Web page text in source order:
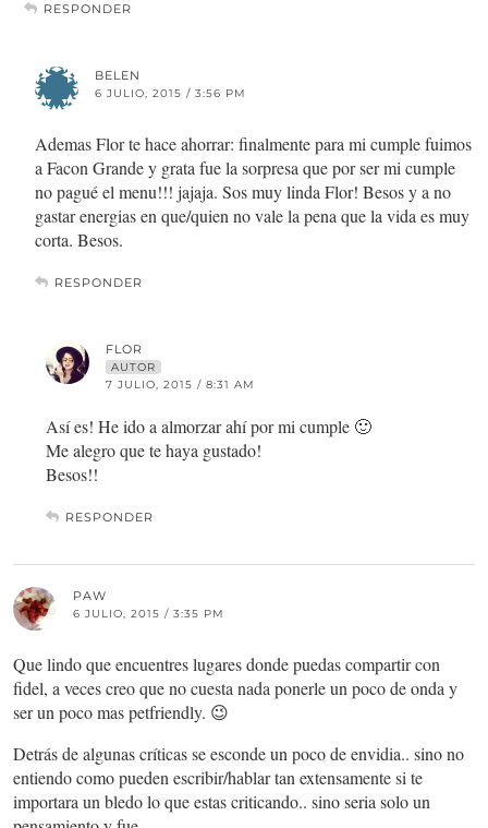
RESPONDER
BELEN
6 JULIO, 2015 / 3:56 PM
Ademas Flor te hace ahorrar: finalmente para mi cumple fuimos
a Facon Grande y grata fue la sorpresa que por ser mi cumple
no pagué el menu!!! jajaja. Sos muy linda Flor! Besos y a no
gastar energias en que/quien no vale la pena que la vida es muy
corta. Besos.
RESPONDER
FLOR
AUTOR
7 JULIO, 2015 / 8:31 AM
Así es! He ido a almorzar ahí por mi cumple 🙂
Me alegro que te haya gustado!
Besos!!
RESPONDER
PAW
6 JULIO, 2015 / 3:35 PM
Que lindo que encuentres lugares donde puedas compartir con
fidel, a veces creo que no cuesta nada ponerle un poco de onda y
ser un poco mas petfriendly. 😉
Detrás de algunas críticas se esconde un poco de envidia.. sino no
entiendo como pueden escribir/hablar tan extensamente si te
importara un bledo lo que estas criticando.. sino seria solo un